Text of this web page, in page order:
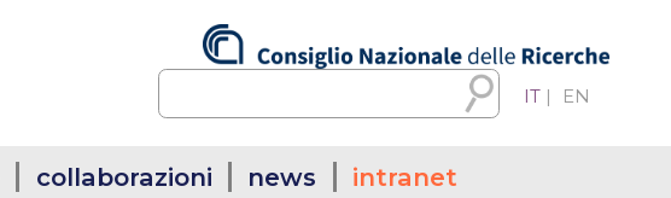
IT| EN
collaborazioni news intranet